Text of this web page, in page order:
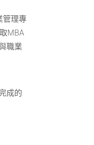
管理專
MBA
職業
成的